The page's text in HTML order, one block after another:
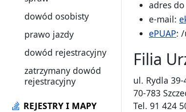
dowód osobisty
prawo jazdy
dowód rejestracyjny
zatrzymany dowód
rejestracyjny
REJESTRY I MAPY
adres do
e-mail:
ePUAP:
Filia
ul. Rydla 39-
70-783
Tel. 91 424